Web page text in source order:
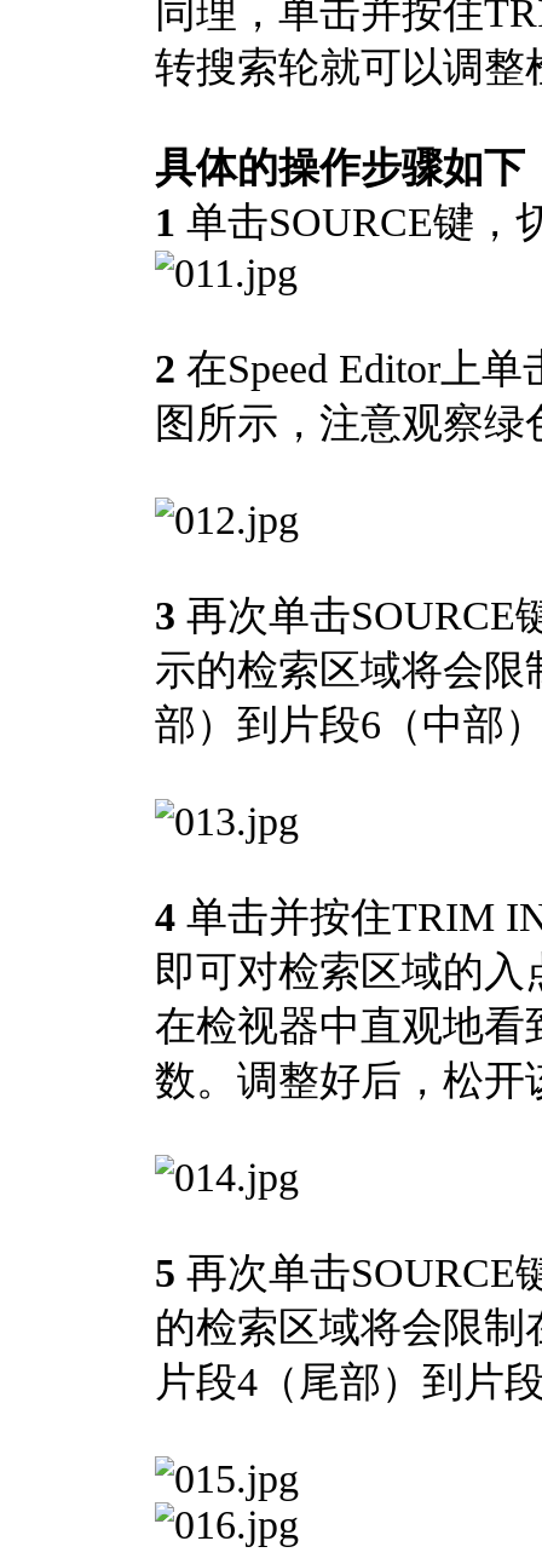
同理，单击并按住
转搜索轮就可以调
具体的操作步骤如下
1 单击SOURCE键，
2 在Speed Editor上
图所示，注意观察
3 再次单击SOURCE
示的检索区域将会限
部）到片段6（中部
4 单击并按住TRIM
即可对检索区域的
在检视器中直观地
数。调整好后，松开
5 再次单击SOURCE
的检索区域将会限
片段4（尾部）到片